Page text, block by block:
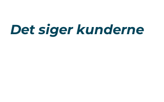
Det siger kunderne